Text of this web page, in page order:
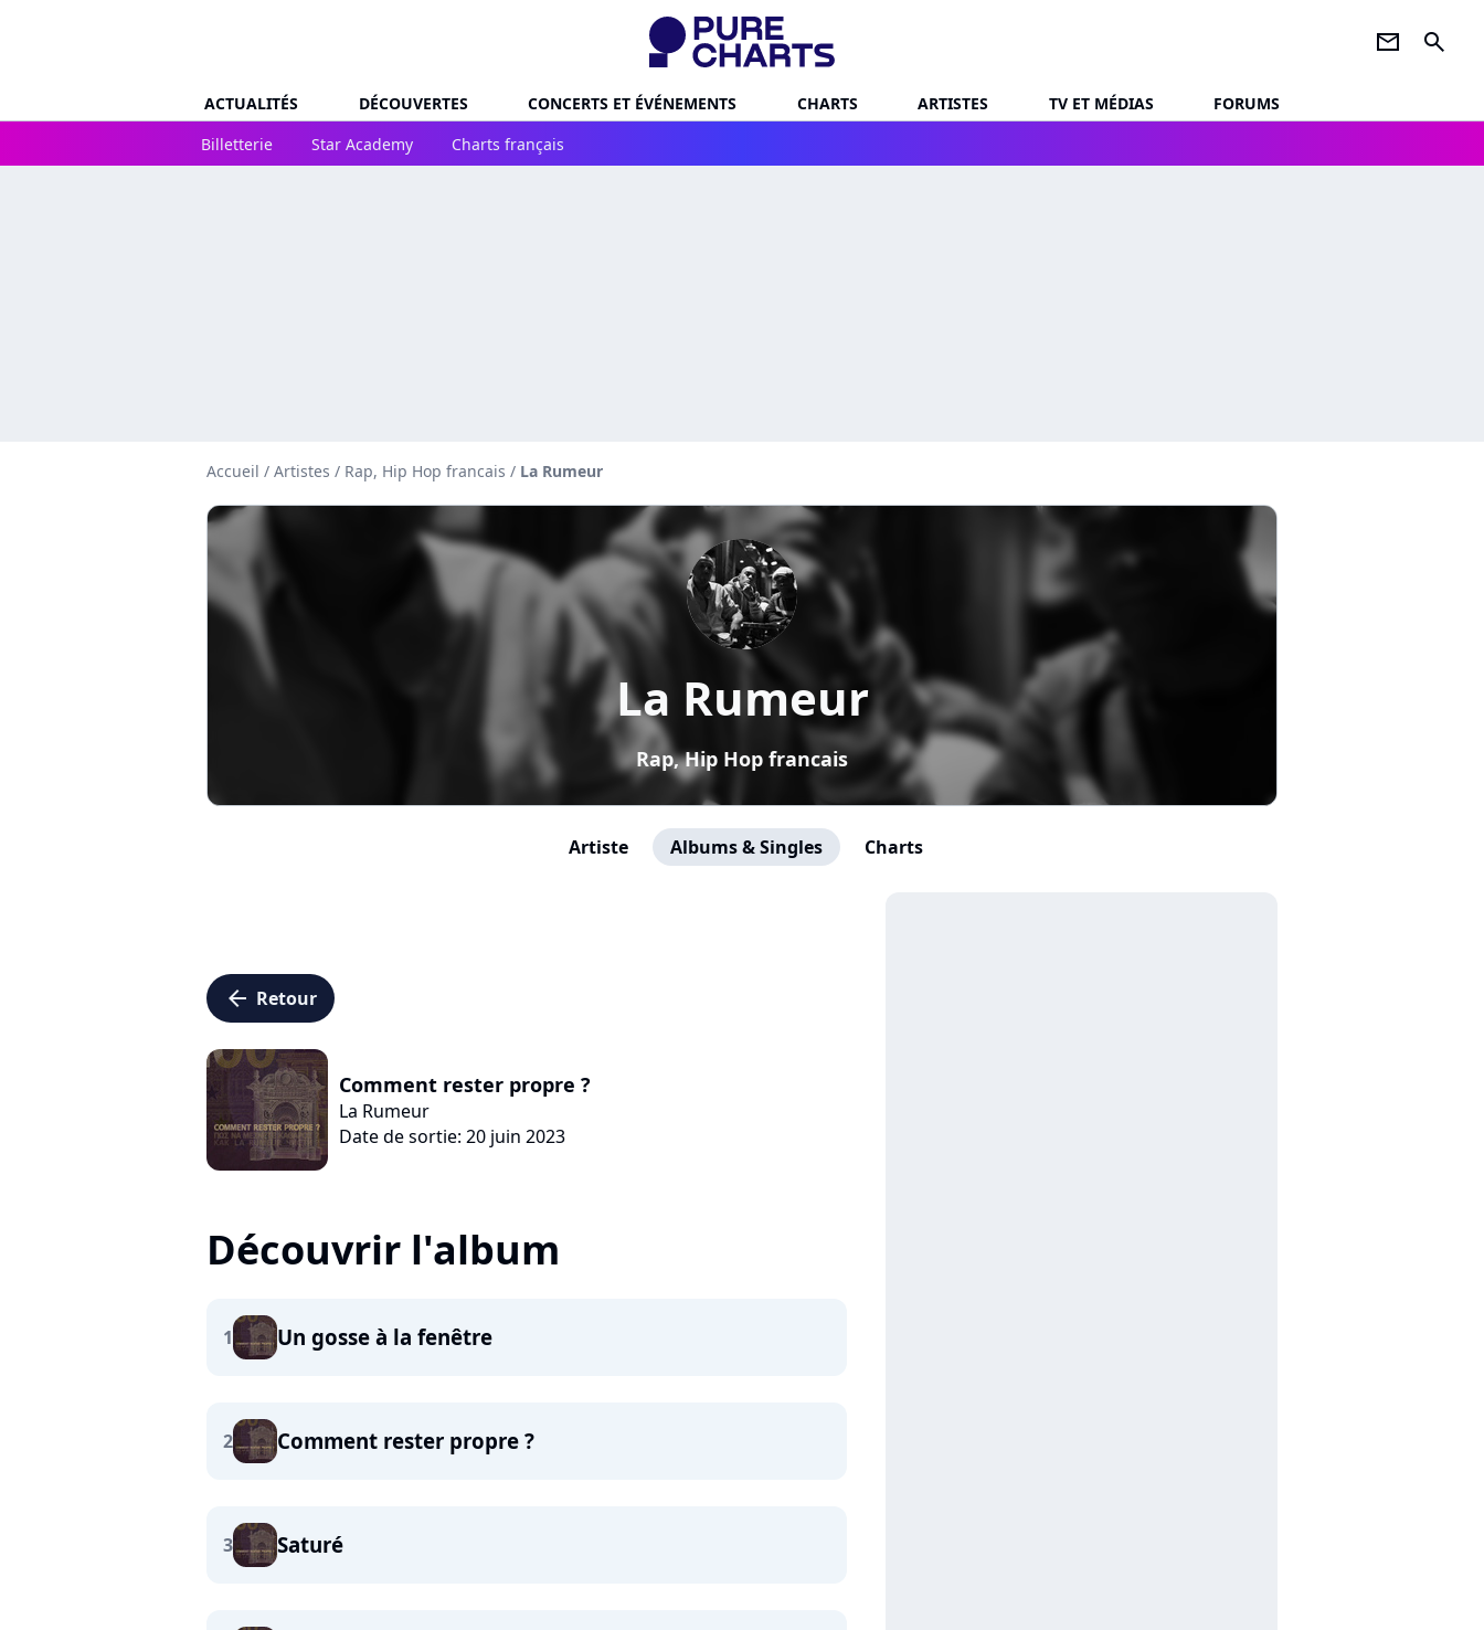
newsletter search
ACTUALITÉS DÉCOUVERTES CONCERTS ET ÉVÉNEMENTS CHARTS ARTISTES TV ET MÉDIAS
FORUMS
Billetterie
Star Academy Charts français
Accueil / Artistes / Rap, Hip Hop francais / La Rumeur
La Rumeur
Rap, Hip Hop francais
Artiste Albums & Singles Charts
arrow_left Retour
Comment rester propre ?
La Rumeur
Date de sortie: 20 juin 2023
Découvrir l'album
1 Un gosse à la fenêtre
2 Comment rester propre ?
3 Saturé